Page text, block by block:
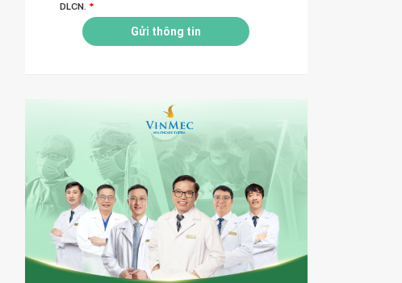
DLCN. *
Gửi thông tin